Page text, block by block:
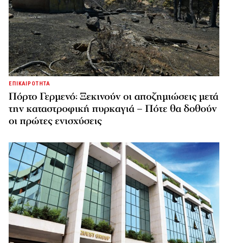
ΕΠΙΚΑΙΡΟΤΗΤΑ
Πόρτο Γερμενό: Ξεκινούν οι αποζημιώσεις μετά
την καταστροφική πυρκαγιά – Πότε θα δοθούν
οι πρώτες ενισχύσεις